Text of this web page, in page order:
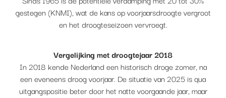
gestegen (KNMI), wat de kans op voorjaarsdroogte vergroot
en het droogteseizoen vervroegt.
Vergelijking met droogtejaar 2018
In 2018 kende Nederland een historisch droge zomer, na
een eveneens droog voorjaar. De situatie van 2025 is qua
uitgangspositie beter door het natte voorgaande jaar, maar